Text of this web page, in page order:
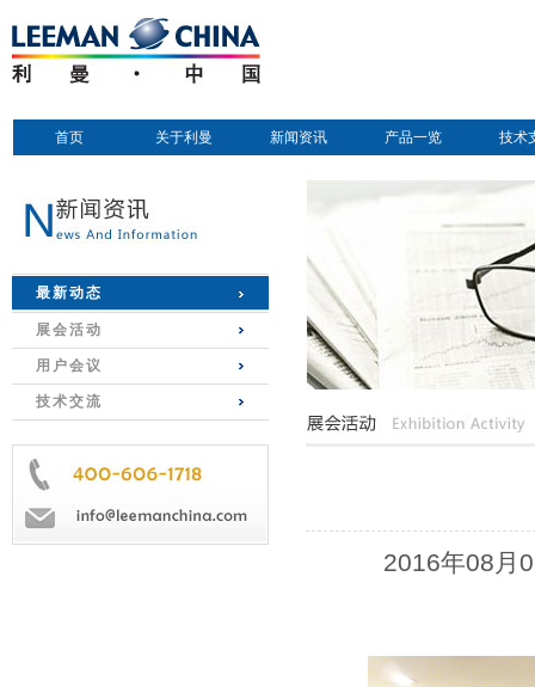
首页 关于利曼 新闻资讯 产品一览 技术
最新动态
展会活动
用户会议
技术交流
2016年08月